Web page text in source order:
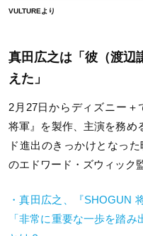
VULTUREより
真田広之は「彼（渡辺
えた」
2 月 27日からディズニー＋
将軍』を製作、主演を務め
ド進出のきっかけとなっ
のエドワード・ズウィック
・真田広之、『SHOGUN
「非常に重要な一歩を踏